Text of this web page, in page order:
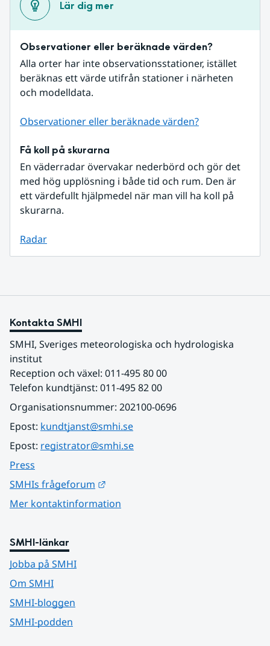
Lär dig mer
Observationer eller beräknade värden?
Alla orter har inte observationsstationer, istället
beräknas ett värde utifrån stationer i närheten
och modelldata.
Observationer eller beräknade värden?
Få koll på skurarna
En väderradar övervakar nederbörd och gör det
med hög upplösning i både tid och rum. Den är
ett värdefullt hjälpmedel när man vill ha koll på
skurarna.
Radar
Kontakta SMHI
SMHI, Sveriges meteorologiska och hydrologiska
institut
Reception och växel: 011-495 80 00
Telefon kundtjänst: 011-495 82 00
Organisationsnummer: 202100-0696
Epost: kundtjanst@smhi.se
Epost: registrator@smhi.se
Press
SMHIs frågeforum
Mer kontaktinformation
SMHI-länkar
Jobba på SMHI
Om SMHI
SMHI-bloggen
SMHI-podden